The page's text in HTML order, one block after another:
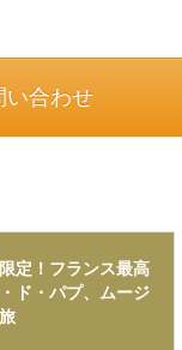
い合わせ
定！フランス最高
ド・パプ、ムージ